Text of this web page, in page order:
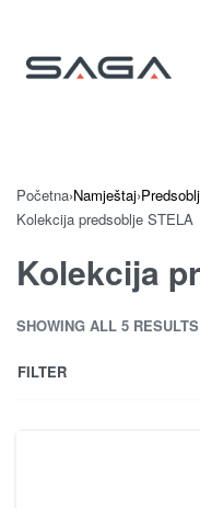
Početna›Namještaj›
Kolekcija predsoblje STELA
Kolekcija
SHOWING ALL 5 RESULTS
FILTER